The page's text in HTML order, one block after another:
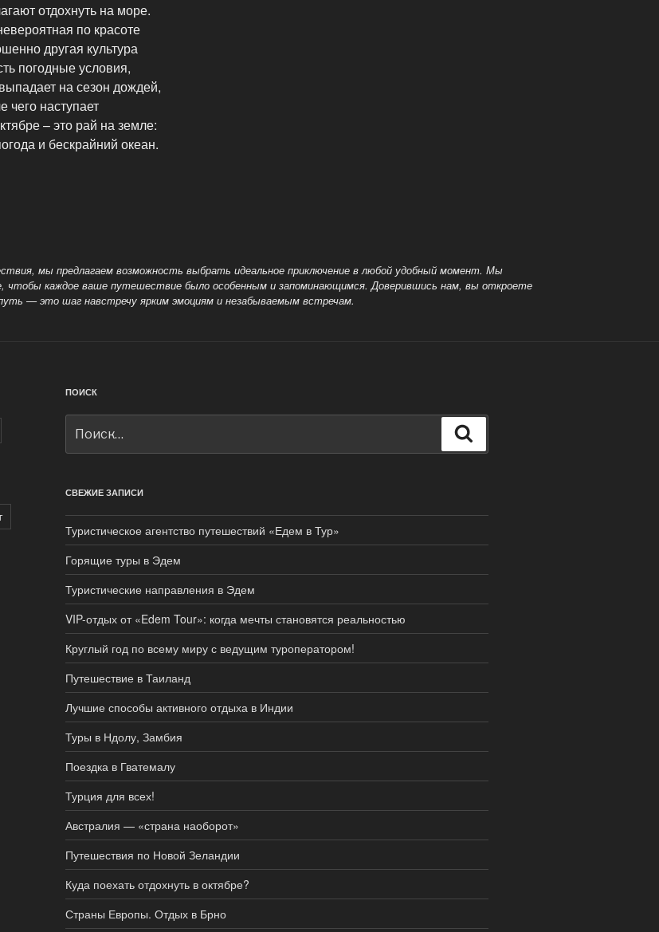
отдохнуть на море.
по красоте
другая культура
погодные условия,
на сезон дождей,
чего наступает
– это рай на земле:
и бескрайний океан.
мы предлагаем возможность выбрать идеальное приключение в любойудобный момент. Мы
чтобы каждое ваше путешествие было особенным и запоминающимся. Доверившись нам, вы откроете
— это шаг навстречу ярким эмоциям и незабываемым встречам.
ПОИСК
СВЕЖИЕ ЗАПИСИ
Туристическое агентство путешествий «Едем в Тур»
Горящие туры в Эдем
Туристические направления в Эдем
VIP-отдых от «Edem Tour»: когда мечты становятся реальностью
Круглый год по всему миру с ведущим туроператором!
Путешествие в Таиланд
Лучшие способы активного отдыха в Индии
Туры в Ндолу, Замбия
Поездка в Гватемалу
Турция для всех!
Австралия — «страна наоборот»
Путешествия по Новой Зеландии
Куда поехать отдохнуть в октябре?
Страны Европы. Отдых в Брно